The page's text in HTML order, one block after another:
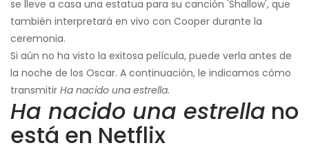
se lleve a casa una estatua para su canción 'Shallow', que
también interpretará en vivo con Cooper durante la
ceremonia.
Si aún no ha visto la exitosa película, puede verla antes de
la noche de los Oscar. A continuación, le indicamos cómo
transmitir Ha nacido una estrella.
Ha nacido una estrella no
está en Netflix